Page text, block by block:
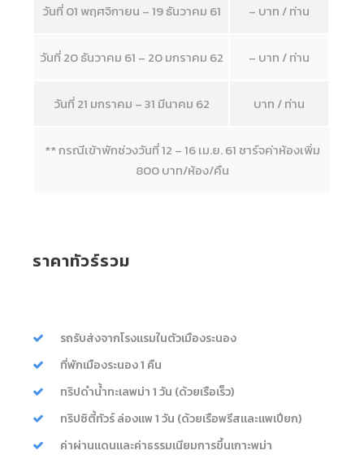
วันที่ 01 พฤศจิกายน – 19 ธันวาคม 61 – บาท / ท่าน
วันที่ 20 ธันวาคม 61 – 20 มกราคม 62 – บาท / ท่าน
วันที่ 21 มกราคม – 31 มีนาคม 62 บาท / ท่าน
** กรณีเข้าพักช่วงวันที่ 12 – 16 เม.ย. 61 ชาร์จค่าห้องเพิ่ม
800 บาท/ห้อง/คืน
ราคาทัวร์รวม
รถรับส่งจากโรงแรมในตัวเมืองระนอง
ที่พักเมืองระนอง 1 คืน
ทริปดำน้ำทะเลพม่า 1 วัน (ด้วยเรือเร็ว)
ทริปซิตี้ทัวร์ ล่องแพ 1 วัน (ด้วยเรือพรีสและแพเปียก)
ค่าผ่านแดนและค่าธรรมเนียมการขึ้นเกาะพม่า